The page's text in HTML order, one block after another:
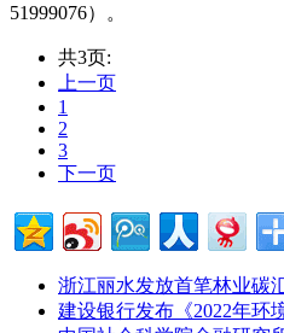
51999076）。
共3页:
上一页
1
2
3
下一页
浙江丽水发放首笔林业碳
建设银行发布《2022年环